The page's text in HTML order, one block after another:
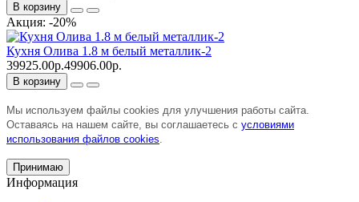
В корзину
Акция: -20%
Кухня Олива 1.8 м белый металлик-2
39925.00р.49906.00р.
В корзину
Мы используем файлы cookies для улучшения работы сайта.
Оставаясь на нашем сайте, вы соглашаетесь с условиями
использования файлов cookies.
Принимаю
Информация